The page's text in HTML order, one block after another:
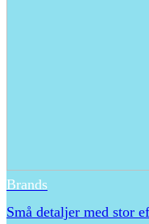
Brands
Små detaljer med stor